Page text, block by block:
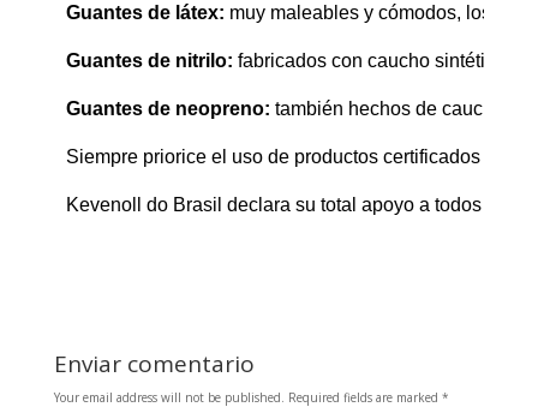
Guantes de látex: muy maleables y cómodos, los
Guantes de nitrilo: fabricados con caucho sintético,
Guantes de neopreno: también hechos de caucho
Siempre priorice el uso de productos certificados y
Kevenoll do Brasil declara su total apoyo a todos los
Enviar comentario
Your email address will not be published. Required fields are marked *